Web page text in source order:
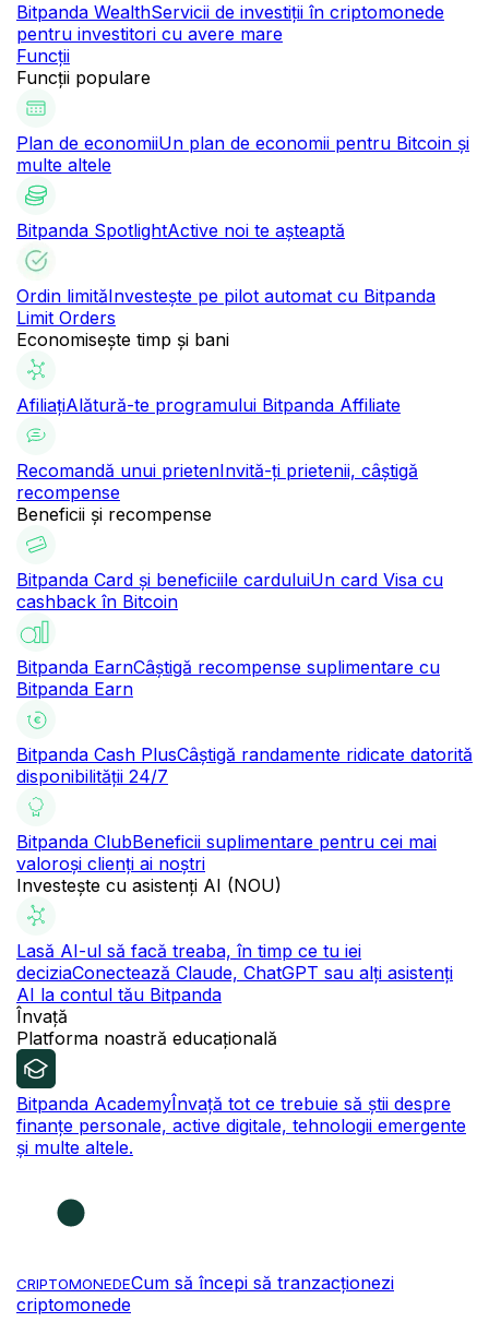
Bitpanda WealthServicii de investiții în criptomonede
pentru investitori cu avere mare
Funcții
Funcții populare
Plan de economiiUn plan de economii pentru Bitcoin și
multe altele
Bitpanda SpotlightActive noi te așteaptă
Ordin limităInvestește pe pilot automat cu Bitpanda
Limit Orders
Economisește timp și bani
AfiliațiAlătură-te programului Bitpanda Affiliate
Recomandă unui prietenInvită-ți prietenii, câștigă
recompense
Beneficii și recompense
Bitpanda Card și beneficiile carduluiUn card Visa cu
cashback în Bitcoin
Bitpanda EarnCâștigă recompense suplimentare cu
Bitpanda Earn
Bitpanda Cash PlusCâștigă randamente ridicate datorită
disponibilității 24/7
Bitpanda ClubBeneficii suplimentare pentru cei mai
valoroși clienți ai noștri
Investește cu asistenți AI (NOU)
Lasă AI-ul să facă treaba, în timp ce tu iei
deciziaConectează Claude, ChatGPT sau alți asistenți
AI la contul tău Bitpanda
Învață
Platforma noastră educațională
Bitpanda AcademyÎnvață tot ce trebuie să știi despre
finanțe personale, active digitale, tehnologii emergente
și multe altele.
CRIPTOMONEDECum să începi să tranzacționezi
criptomonede